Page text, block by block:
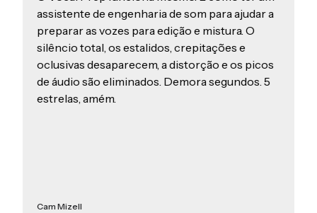
assistente de engenharia de som para ajudar a
preparar as vozes para edição e mistura. O
silêncio total, os estalidos, crepitações e
oclusivas desaparecem, a distorção e os picos
de áudio são eliminados. Demora segundos. 5
estrelas, amém.
Cam Mizell